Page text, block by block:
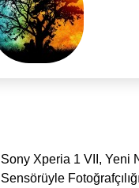
Yazı
Sony Xperia 1 VII, Yeni
Sensörüyle